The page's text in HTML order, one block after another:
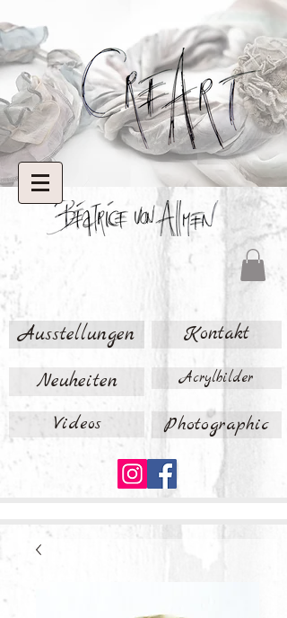
Ausstellungen Kontakt
Neuheiten Acrylbilder
Videos Photographic